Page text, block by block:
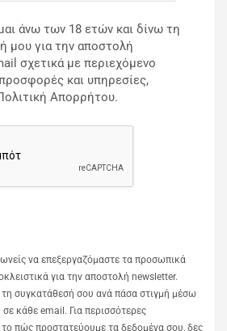
άνω των 18 ετών και δίνω τη
μου για την αποστολή
σχετικά με περιεχόμενο
και υπηρεσίες,
Απορρήτου.
να επεξεργαζόμαστε τα προσωπικά
για την αποστολή newsletter.
τη συγκατάθεσή σου ανά πάσα στιγμή μέσω
κάθε email. Για περισσότερες
πώς προστατεύουμε τα δεδομένα σου, δες